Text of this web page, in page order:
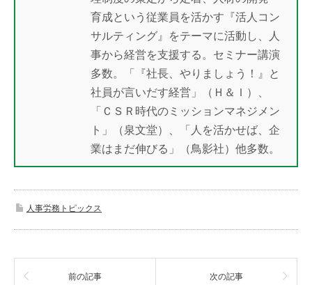
育成という従業員を活かす『活人コン
サルティング』をテーマに活動し、人
事から経営を支援する。セミナー講演
多数。「『社長、やりましょう！』と
社員が言いだす経営」（Ｈ＆Ｉ）、
「ＣＳＲ時代のミッションマネジメン
ト」（泉文堂）、「人を活かせば、企
業はまだ伸びる」（鳥影社）他多数。
人事労務トピックス
前の記事 次の記事